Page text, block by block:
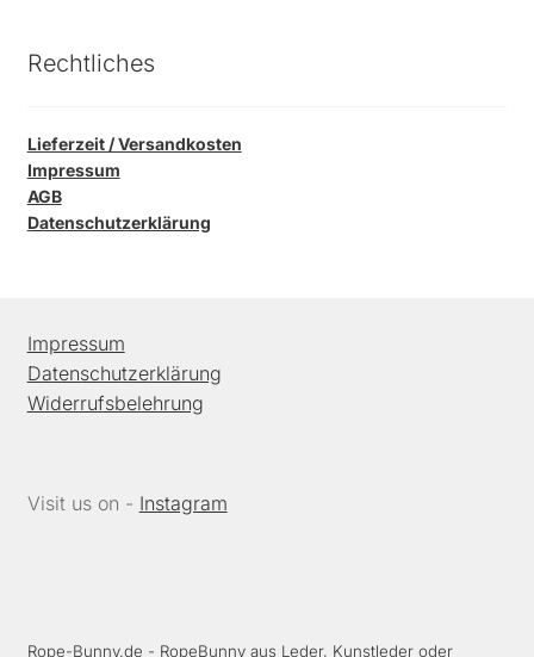
Rechtliches
Lieferzeit / Versandkosten
Impressum
AGB
Datenschutzerklärung
Impressum
Datenschutzerklärung
Widerrufsbelehrung
Visit us on - Instagram
Rope-Bunny.de - RopeBunny aus Leder, Kunstleder oder